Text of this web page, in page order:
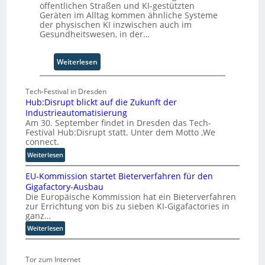
u
m
C
-
C
E
O
öffentlichen Straßen und KI-gestützten
Geräten im Alltag kommen ähnliche Systeme
der physischen KI inzwischen auch im
Gesundheitswesen, in der…
Weiterlesen:
F
n
f
S
c
h
t
t
e
f
d
Tech-Festival in Dresden
Hub:Disrupt blickt auf die Zukunft der
Industrieautomatisierung
Am 30. September findet in Dresden das Tech-
Festival Hub:Disrupt statt. Unter dem Motto ‚We
connect.
Weiterlesen:
H
u
b
:
D
s
r
p
EU-Kommission startet Bieterverfahren für den
Gigafactory-Ausbau
Die Europäische Kommission hat ein Bieterverfahren
zur Errichtung von bis zu sieben KI-Gigafactories in
ganz…
Weiterlesen:
E
-
Tor zum Internet